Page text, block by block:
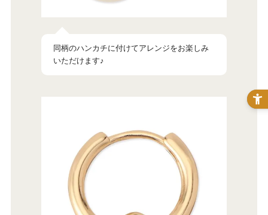
同柄のハンカチに付けてアレンジをお楽しみ
いただけます♪